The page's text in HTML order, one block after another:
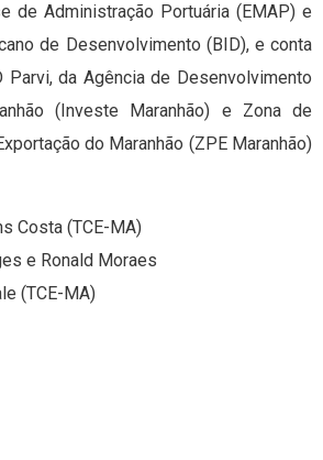
de Administração Portuária (EMAP) e
de Desenvolvimento (BID), e conta
Parvi, da Agência de Desenvolvimento
(Investe Maranhão) e Zona de
do Maranhão (ZPE Maranhão)
Costa (TCE-MA)
e Ronald Moraes
(TCE-MA)